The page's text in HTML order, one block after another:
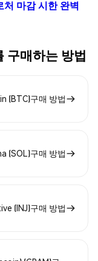
마감 시한 완벽
구매하는 방법
(BTC)구매 방법
(SOL)구매 방법
(INJ)구매 방법